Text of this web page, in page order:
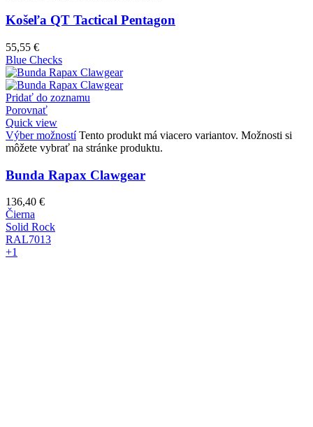
Košeľa QT Tactical Pentagon
55,55 €
Blue Checks
Pridať do zoznamu
Porovnať
Quick view
Výber možností Tento produkt má viacero variantov. Možnosti si
môžete vybrať na stránke produktu.
Bunda Rapax Clawgear
136,40 €
Čierna
Solid Rock
RAL7013
+1